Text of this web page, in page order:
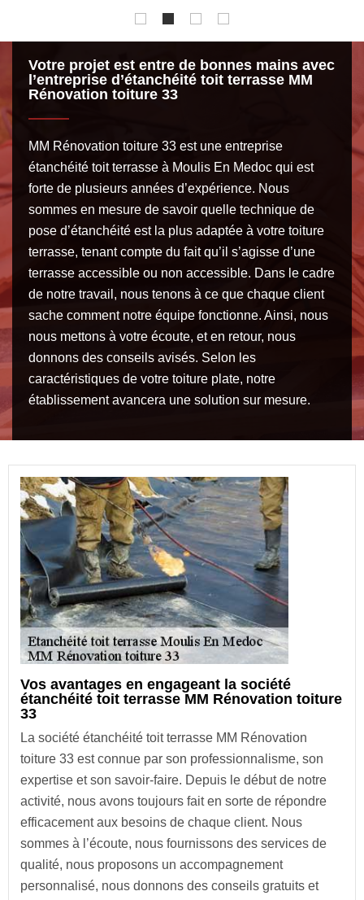
Votre projet est entre de bonnes mains avec
l’entreprise d’étanchéité toit terrasse MM
Rénovation toiture 33
MM Rénovation toiture 33 est une entreprise
étanchéité toit terrasse à Moulis En Medoc qui est
forte de plusieurs années d’expérience. Nous
sommes en mesure de savoir quelle technique de
pose d’étanchéité est la plus adaptée à votre toiture
terrasse, tenant compte du fait qu’il s’agisse d’une
terrasse accessible ou non accessible. Dans le cadre
de notre travail, nous tenons à ce que chaque client
sache comment notre équipe fonctionne. Ainsi, nous
nous mettons à votre écoute, et en retour, nous
donnons des conseils avisés. Selon les
caractéristiques de votre toiture plate, notre
établissement avancera une solution sur mesure.
Vos avantages en engageant la société
étanchéité toit terrasse MM Rénovation toiture
33
La société étanchéité toit terrasse MM Rénovation
toiture 33 est connue par son professionnalisme, son
expertise et son savoir-faire. Depuis le début de notre
activité, nous avons toujours fait en sorte de répondre
efficacement aux besoins de chaque client. Nous
sommes à l’écoute, nous fournissons des services de
qualité, nous proposons un accompagnement
personnalisé, nous donnons des conseils gratuits et